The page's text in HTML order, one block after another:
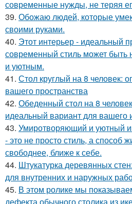
современные нужды, не теряя
39. Обожаю людей, которые
своими руками.
40. Этот интерьер - идеальный
современный стиль может
и уютным.
41. Стол круглый на 8 человек:
вашего пространства
42. Обеденный стол на 8
идеальный вариант для вашего
43. Умиротворяющий и уютный
- это не просто стиль, а способ
свободнее, ближе к себе.
44. Штукатурка деревянных
для внутренних и наружных
45. В этом ролике мы
дефекта обычного столика из